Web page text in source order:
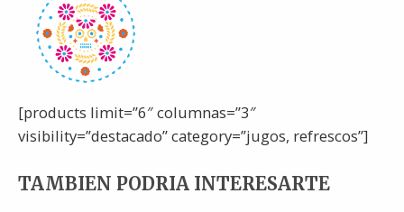
[products limit=”6″ columnas=”3″
visibility=”destacado” category=”jugos, refrescos”]
TAMBIEN PODRIA INTERESARTE